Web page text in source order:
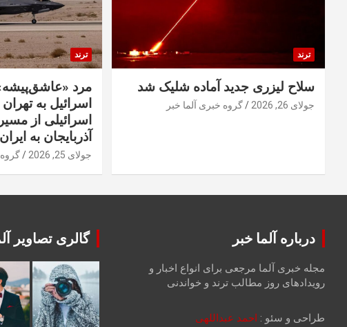
ترند
سلاح لیزری جدید آماده شلیک شد
جولای 26, 2026 گروه خبری آلما خبر
ترند
مرد
اسرائیل به
اسرائیلی از
آذربایجان به
جولای 25, 2026
درباره آلما خبر
مجله خبری آلما مرجعی برای انواع اخبار و
رویدادهای روز مطالب ترند و خواندنی
طراحی و سئو : احمد عبداللهی
گالری تصاویر